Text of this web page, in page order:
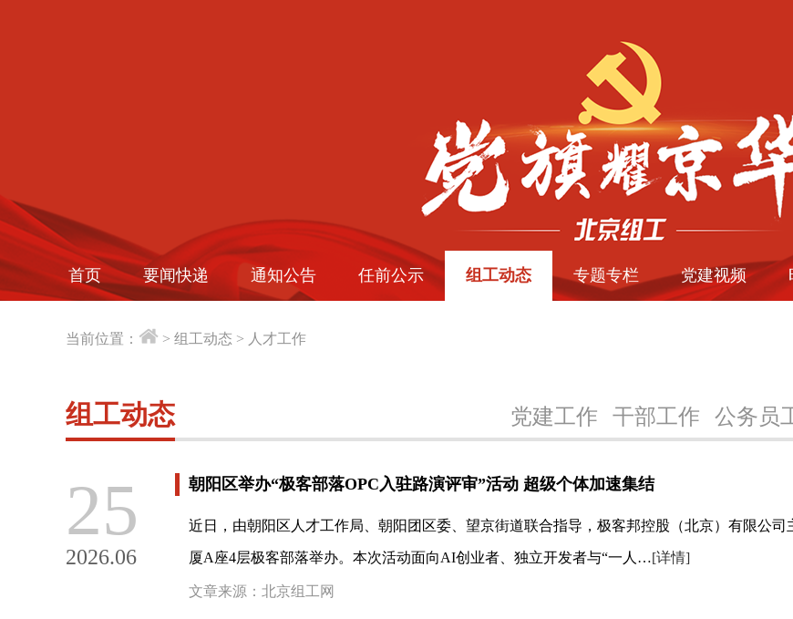
首页 要闻快递 通知公告 任前公示 组工动态 专题专栏 党建视频
当前位置： > 组工动态 > 人才工作
组工动态 党建工作 干部工作 公务员
25
2026.06
朝阳区举办“极客部落OPC入驻路演评审”活动 超级个体加速集结
近日，由朝阳区人才工作局、朝阳团区委、望京街道联合指导，极客邦控股（北京）有限公
厦A座4层极客部落举办。本次活动面向AI创业者、独立开发者与“一人…[详情]
文章来源：北京组工网